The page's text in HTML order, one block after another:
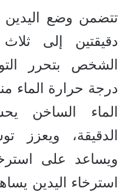
تتضمن وضع
دقيقتين إلى
الشخص بتحرر
درجة حرارة الماء
الماء الساخن
الدقيقة، ويعزز
ويساعد على
استرخاء اليدين